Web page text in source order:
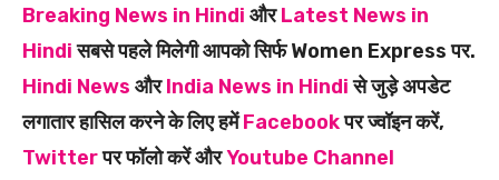
Breaking News in Hindi औरLatest News in
Hindiसबसे पहले मिलेगी आपको सिर्फ Women Express पर.
Hindi News औरIndia News in Hindiसे जुड़े अपडेट
लगातार हासिल करने के लिए हमेंFacebookपर ज्वॉइन करें,
Twitterपर फॉलो करें औरYoutube Channel